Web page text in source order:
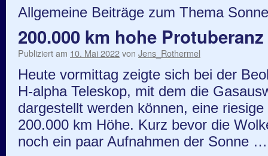
Allgemeine Beiträge zum Thema
200.000 km hohe Protuberanz
Publiziert am 10. Mai 2022von Jens_Rothermel
Heute vormittag zeigte sich bei der
H-alpha Teleskop, mit dem die
dargestellt werden können, eine
200.000 km Höhe. Kurz bevor die
noch ein paar Aufnahmen der Sonne